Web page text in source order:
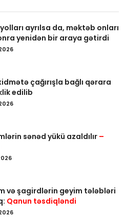
ayrılsa da, məktəb onları
yenidən bir araya gətirdi
çağırışla bağlı qərara
edilib
sənəd yükü azaldılır –
və şagirdlərin geyim tələbləri
Qanun təsdiqləndi